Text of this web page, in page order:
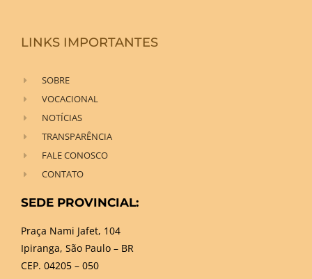
LINKS IMPORTANTES
SOBRE
VOCACIONAL
NOTÍCIAS
TRANSPARÊNCIA
FALE CONOSCO
CONTATO
SEDE PROVINCIAL:
Praça Nami Jafet, 104
Ipiranga, São Paulo – BR
CEP. 04205 – 050